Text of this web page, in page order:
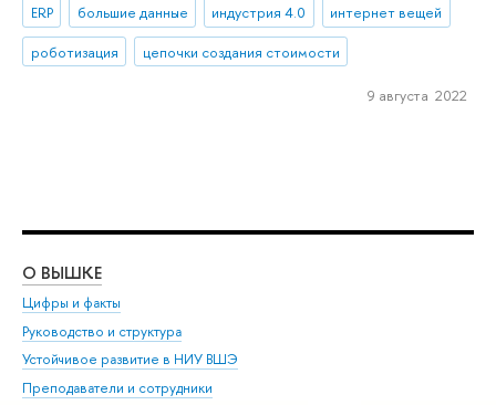
ERP
большие данные индустрия 4.0
интернет вещей
роботизация
цепочки создания стоимости
9 августа 2022
О ВЫШКЕ
Цифры и факты
Руководство и структура
Устойчивое развитие в НИУ ВШЭ
Преподаватели и сотрудники